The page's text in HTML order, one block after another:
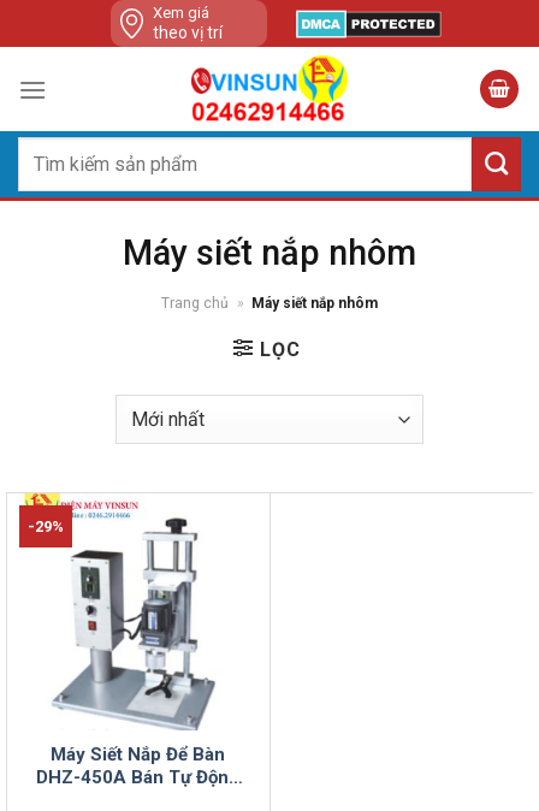
to
Xem giá
theo vị trí
kiếm:
Máy siết nắp nhôm
Trang chủ » Máy siết nắp nhôm
LỌC
-29%
Máy Siết Nắp Để Bàn
DHZ-450A Bán Tự Động